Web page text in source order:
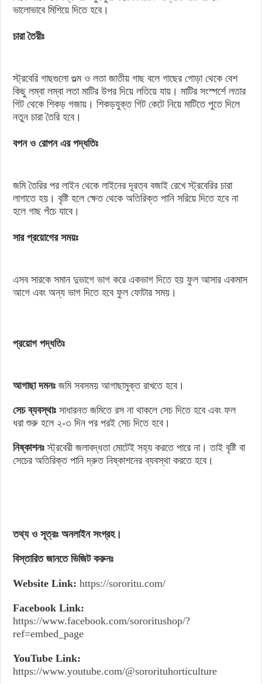
ভালোভাবে মিশিয়ে দিতে হবে।
চারা তৈরীঃ
স্ট্রবেরি গাছগুলো গুল্ম ও লতা জাতীয় গাছ বলে গাছের গোড়া থেকে বেশ
কিছু লম্বা লম্বা লতা মাটির উপর দিয়ে লতিয়ে যায়। মাটির সংস্পর্শে লতার
গিট থেকে শিকড় গজায়। শিকড়যুক্ত গিট কেটে নিয়ে মাটিতে পুতে দিলে
নতুন চারা তৈরি হবে।
বপন ও রোপন এর পদ্ধতিঃ
জমি তৈরির পর লাইন থেকে লাইনের দূরত্ব বজাই রেখে স্ট্রবেরির চারা
লাগাতে হয়। বৃষ্টি হলে ক্ষেত থেকে অতিরিক্ত পানি সরিয়ে দিতে হবে না
হলে গাছ পঁচে যাবে।
সার প্রয়োগের সময়ঃ
এসব সারকে সমান দুভাগে ভাগ করে একভাগ দিতে হয় ফুল আসার একমাস
আগে এবং অন্য ভাগ দিতে হবে ফুল ফোটার সময়।
প্রয়োগ পদ্ধতিঃ
আগাছা দমনঃ জমি সবসময় আগাছামুক্ত রাখতে হবে।
সেচ ব্যবস্থাঃ সাধারনত জমিতে রস না থাকলে সেচ দিতে হবে এবং ফল
ধরা শুরু হলে ২-৩ দিন পর পরই সেচ দিতে হবে।
নিষ্কাশনঃ স্ট্রবেরী জলাবদ্ধতা মোটেই সহ্য করতে পারে না। তাই বৃষ্টি বা
সেচের অতিরিক্ত পানি দ্রুত নিষ্কাশনের ব্যবস্থা করতে হবে।
তথ্য ও সূত্রঃ অনলাইন সংগ্রহ।
বিস্তারিত জানতে ভিজিট করুনঃ
Website Link: https://sororitu.com/
Facebook Link:
https://www.facebook.com/sororitushop/?
ref=embed_page
YouTube Link:
https://www.youtube.com/@sororituhorticulture